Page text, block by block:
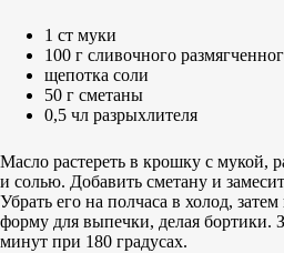
1 ст муки
100 г сливочного
щепотка соли
50 г сметаны
0,5 чл разрыхлителя
Масло растереть в крошку с мукой,
и солью. Добавить сметану и
Убрать его на полчаса в холод,
форму для выпечки, делая бортики.
минут при 180 градусах.